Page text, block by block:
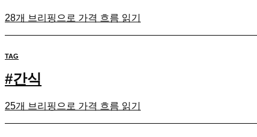
28개 브리핑으로 가격 흐름 읽기
TAG
#간식
25개 브리핑으로 가격 흐름 읽기